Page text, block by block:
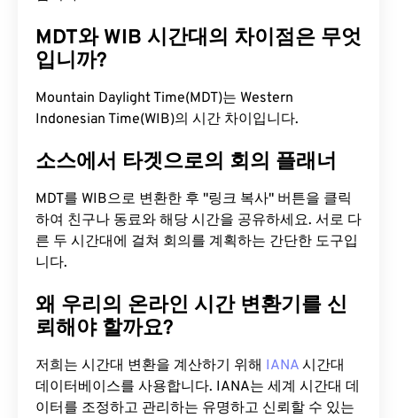
MDT와 WIB 시간대의 차이점은 무엇
입니까?
Mountain Daylight Time(MDT)는 Western
Indonesian Time(WIB)의 시간 차이입니다.
소스에서 타겟으로의 회의 플래너
MDT를 WIB으로 변환한 후 "링크 복사" 버튼을 클릭
하여 친구나 동료와 해당 시간을 공유하세요. 서로 다
른 두 시간대에 걸쳐 회의를 계획하는 간단한 도구입
니다.
왜 우리의 온라인 시간 변환기를 신
뢰해야 할까요?
저희는 시간대 변환을 계산하기 위해 IANA 시간대
데이터베이스를 사용합니다. IANA는 세계 시간대 데
이터를 조정하고 관리하는 유명하고 신뢰할 수 있는